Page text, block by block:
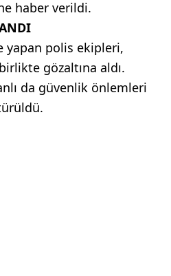
haber verildi.
yapan polis ekipleri,
gözaltına aldı.
da güvenlik önlemleri